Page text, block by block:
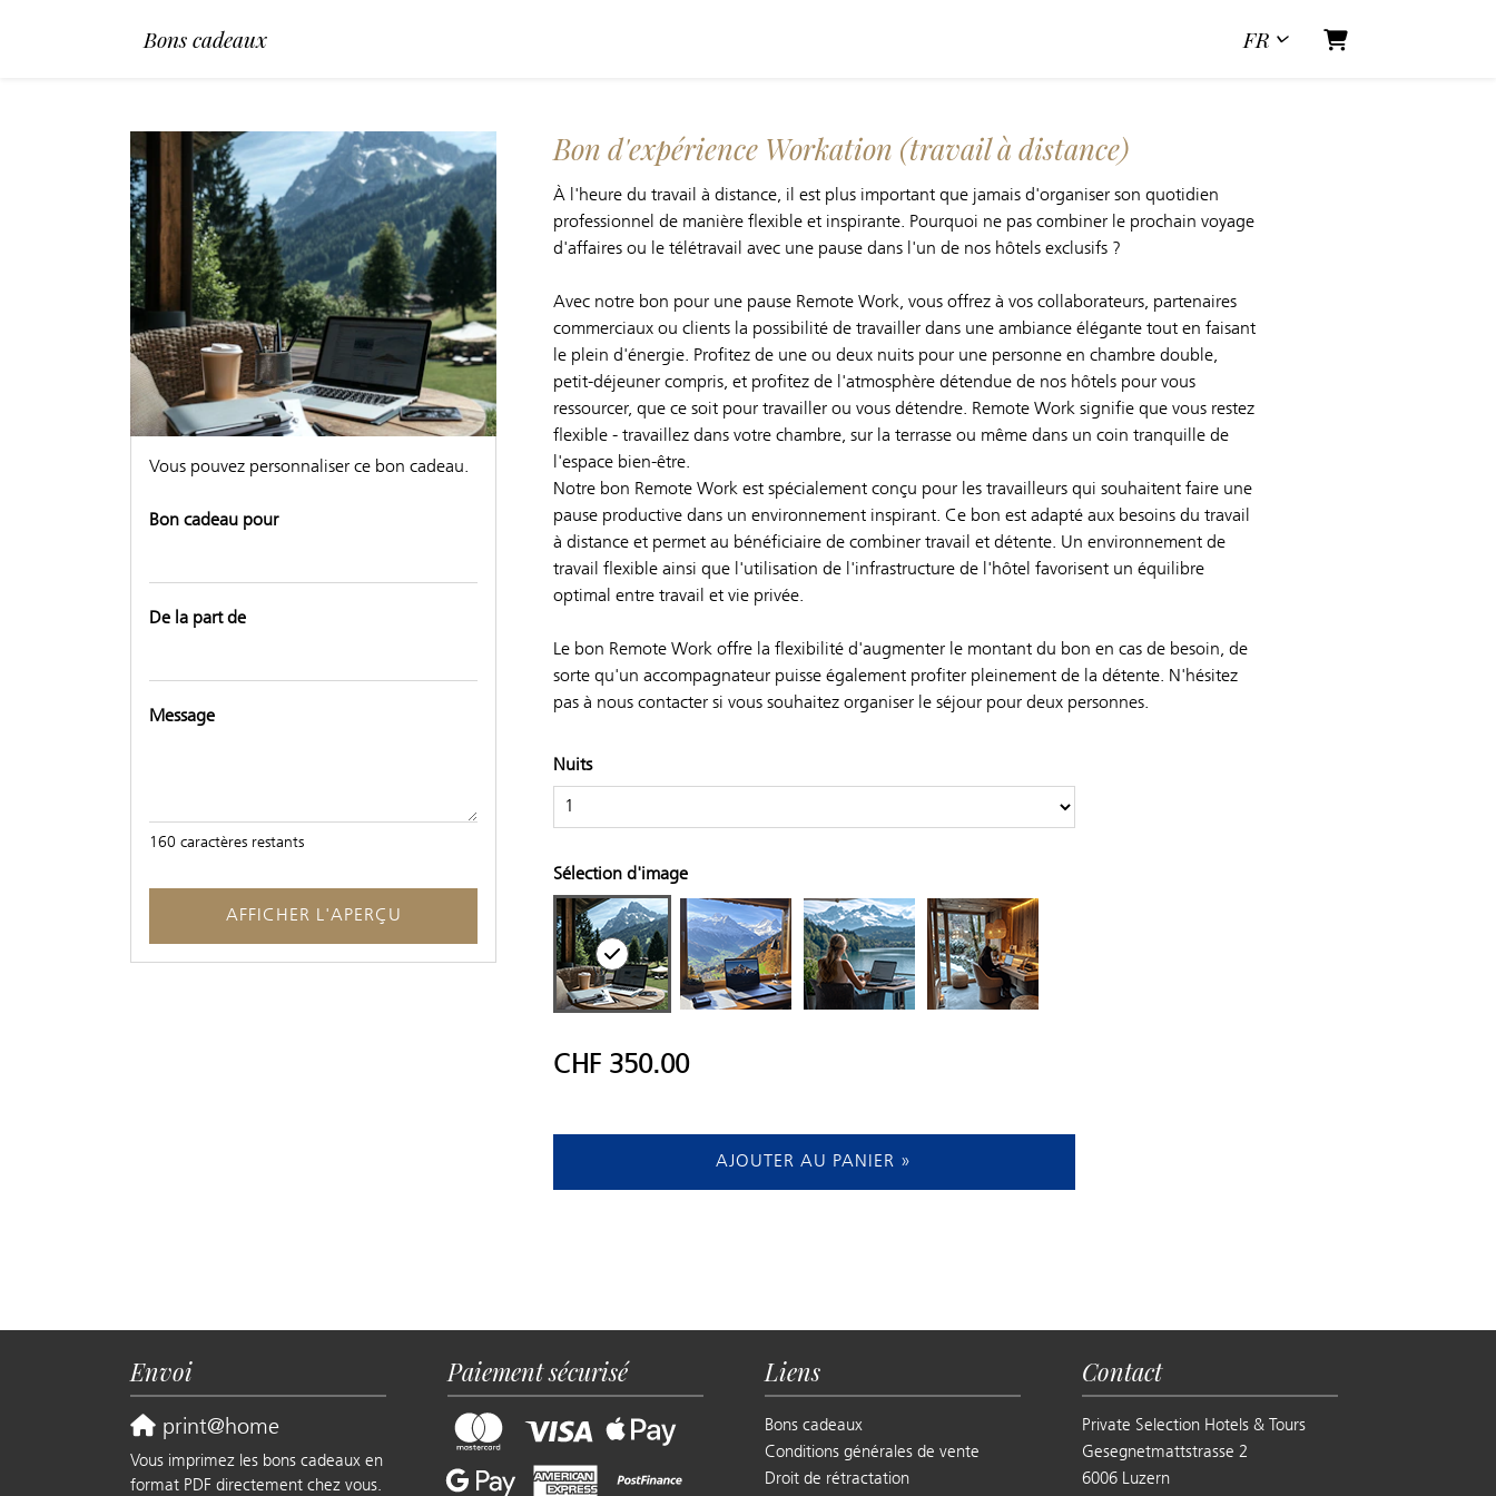
Bons cadeaux FR Panier
Vous pouvez personnaliser ce bon cadeau.
Bon cadeau pour
De la part de
Message
160 caractères restants
AFFICHER L'APERÇU
Bon d'expérience Workation (travail à distance)
À l'heure du travail à distance, il est plus important que jamais d'organiser son quotidien
professionnel de manière flexible et inspirante. Pourquoi ne pas combiner le prochain voyage
d'affaires ou le télétravail avec une pause dans l'un de nos hôtels exclusifs ?
Avec notre bon pour une pause Remote Work, vous offrez à vos collaborateurs, partenaires
commerciaux ou clients la possibilité de travailler dans une ambiance élégante tout en faisant
le plein d'énergie. Profitez de une ou deux nuits pour une personne en chambre double,
petit-déjeuner compris, et profitez de l'atmosphère détendue de nos hôtels pour vous
ressourcer, que ce soit pour travailler ou vous détendre. Remote Work signifie que vous restez
flexible - travaillez dans votre chambre, sur la terrasse ou même dans un coin tranquille de
l'espace bien-être.
Notre bon Remote Work est spécialement conçu pour les travailleurs qui souhaitent faire une
pause productive dans un environnement inspirant. Ce bon est adapté aux besoins du travail
à distance et permet au bénéficiaire de combiner travail et détente. Un environnement de
travail flexible ainsi que l'utilisation de l'infrastructure de l'hôtel favorisent un équilibre
optimal entre travail et vie privée.
Le bon Remote Work offre la flexibilité d'augmenter le montant du bon en cas de besoin, de
sorte qu'un accompagnateur puisse également profiter pleinement de la détente. N'hésitez
pas à nous contacter si vous souhaitez organiser le séjour pour deux personnes.
Nuits
Sélection d'image
CHF 350.00
AJOUTER AU PANIER »
Envoi
print@home
Vous imprimez les bons cadeaux en
format PDF directement chez vous.
Paiement sécurisé Liens
Bons cadeaux
Conditions générales de vente
Droit de rétractation
Contact
Private Selection Hotels & Tours
Gesegnetmattstrasse 2
6006 Luzern